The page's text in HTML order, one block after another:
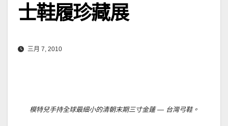
士鞋履珍藏展
三月 7, 2010
模特兒手持全球最細小的清朝末期三寸金蓮 — 台灣弓鞋。